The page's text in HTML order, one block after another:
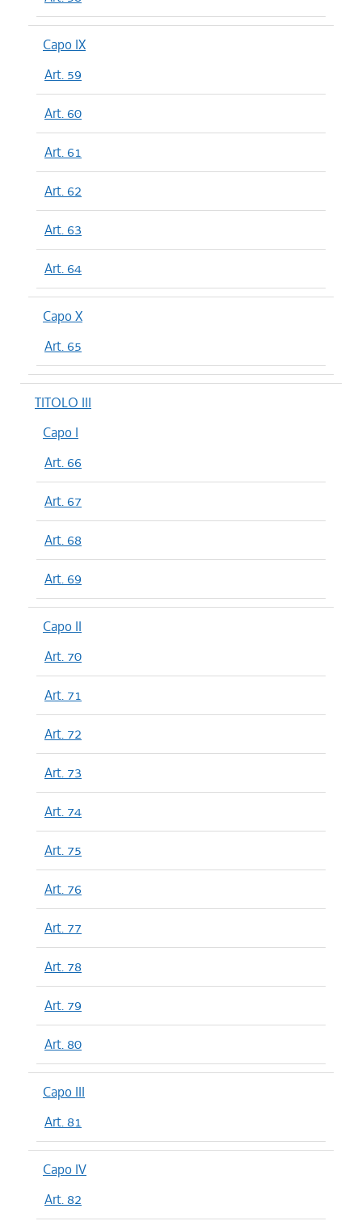
Capo IX
Art. 59
Art. 60
Art. 61
Art. 62
Art. 63
Art. 64
Capo X
Art. 65
TITOLO III
Capo I
Art. 66
Art. 67
Art. 68
Art. 69
Capo II
Art. 70
Art. 71
Art. 72
Art. 73
Art. 74
Art. 75
Art. 76
Art. 77
Art. 78
Art. 79
Art. 80
Capo III
Art. 81
Capo IV
Art. 82